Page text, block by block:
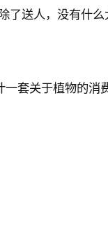
送人，没有什么
套关于植物的消